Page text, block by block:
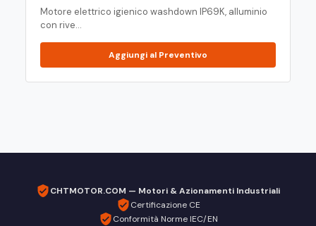
Motore elettrico igienico washdown IP69K, alluminio
con rive...
Aggiungi al Preventivo
CHTMOTOR.COM — Motori & Azionamenti Industriali
Certificazione CE
Conformità Norme IEC/EN